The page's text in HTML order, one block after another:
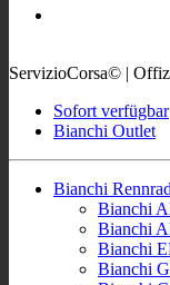
ServizioCorsa© |
Sofort verfügbar
Bianchi Outlet
Bianchi Rennrad
Bianchi
Bianchi
Bianchi
Bianchi